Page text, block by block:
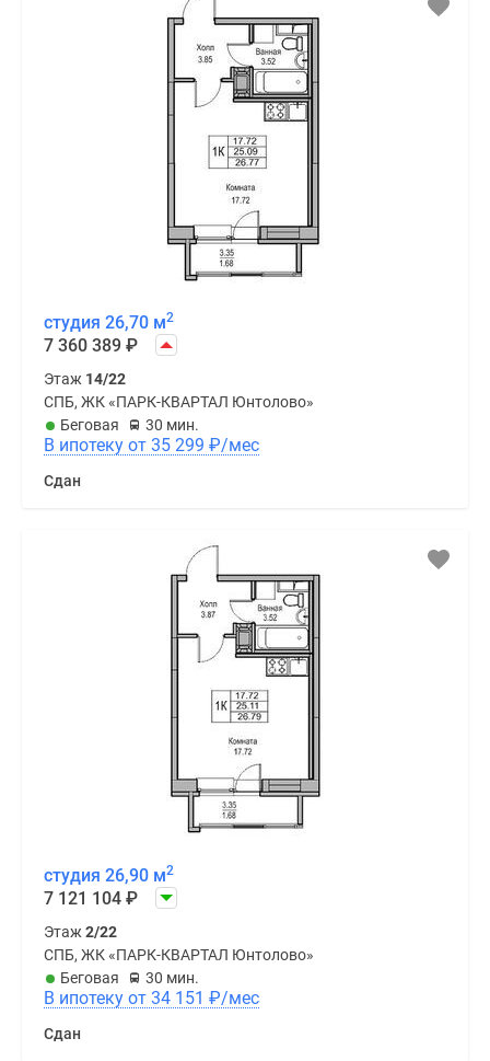
студия 26,70 м2
7 360 389 ₽
Этаж 14/22
СПБ, ЖК «ПАРК-КВАРТАЛ Юнтолово»
Беговая
30 мин.
В ипотеку от 35 299 ₽/мес
Сдан
студия 26,90 м2
7 121 104 ₽
Этаж2/22
СПБ, ЖК «ПАРК-КВАРТАЛ Юнтолово»
Беговая
30 мин.
В ипотеку от 34 151 ₽/мес
Сдан